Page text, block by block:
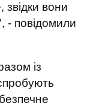
звідки вони
- повідомили
із